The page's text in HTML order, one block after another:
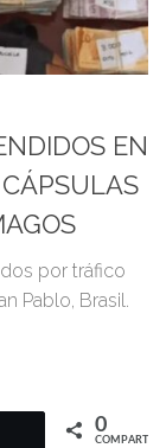
EN
por tráfico
Pablo, Brasil.
0
COMPARTIR